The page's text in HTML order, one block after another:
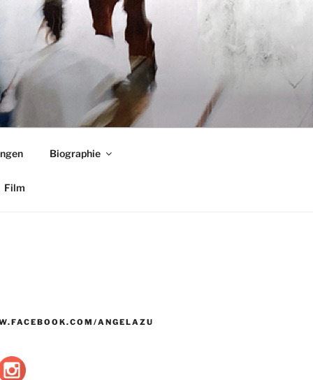
Biographie
Film
ANGELAZU